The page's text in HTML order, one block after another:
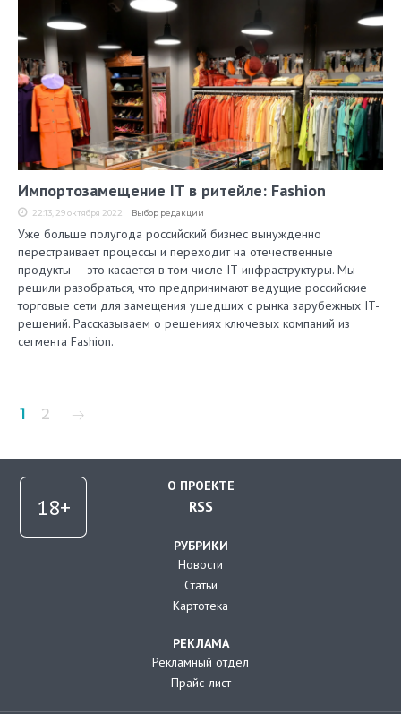
Импортозамещение IT в ритейле: Fashion
22:13, 29 октября 2022 Выбор редакции
Уже больше полугода российский бизнес вынужденно
перестраивает процессы и переходит на отечественные
продукты — это касается в том числе IT-инфраструктуры. Мы
решили разобраться, что предпринимают ведущие российские
торговые сети для замещения ушедших с рынка зарубежных IT-
решений. Рассказываем о решениях ключевых компаний из
сегмента Fashion.
Пагинация
1 2
О ПРОЕКТЕ
RSS
РУБРИКИ
Новости
Статьи
Картотека
РЕКЛАМА
Рекламный отдел
Прайс-лист